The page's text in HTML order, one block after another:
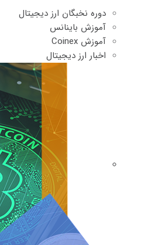
دوره نخبگان ارز دیجیتال
آموزش باینانس
آموزش Coinex
اخبار ارز دیجیتال